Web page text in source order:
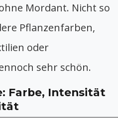
Mordant. Nicht so
Pflanzenfarben,
oder
sehr schön.
Farbe, Intensität